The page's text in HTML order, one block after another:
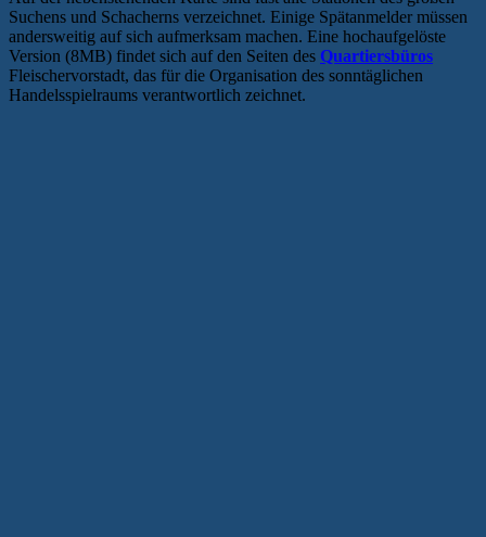
Suchens und Schacherns verzeichnet. Einige Spätanmelder müssen
andersweitig auf sich aufmerksam machen. Eine hochaufgelöste
Version (8MB) findet sich auf den Seiten des Quartiersbüros
Fleischervorstadt, das für die Organisation des sonntäglichen
Handelsspielraums verantwortlich zeichnet.